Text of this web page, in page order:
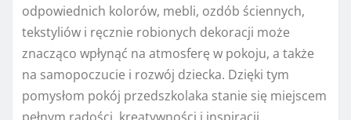
odpowiednich kolorów, mebli, ozdób ściennych,
tekstyliów i ręcznie robionych dekoracji może
znacząco wpłynąć na atmosferę w pokoju, a także
na samopoczucie i rozwój dziecka. Dzięki tym
pomysłom pokój przedszkolaka stanie się miejscem